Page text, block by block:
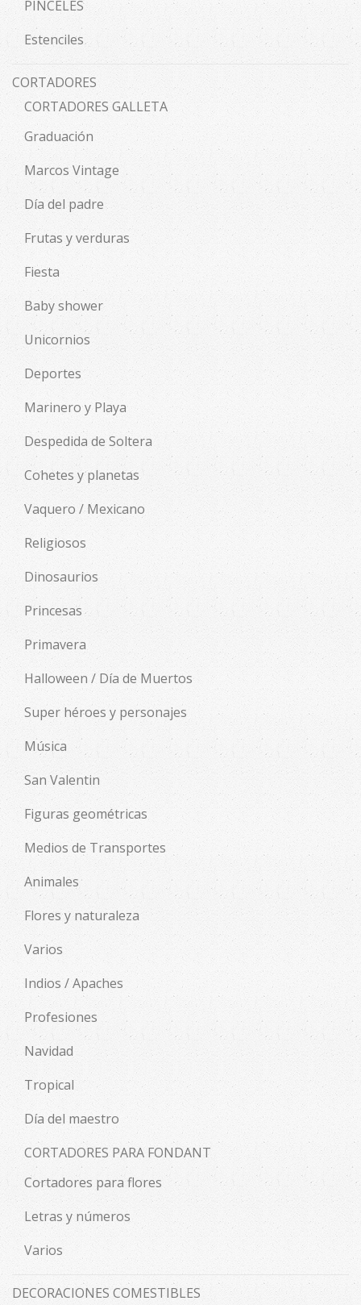
PINCELES
Estenciles
CORTADORES
CORTADORES GALLETA
Graduación
Marcos Vintage
Día del padre
Frutas y verduras
Fiesta
Baby shower
Unicornios
Deportes
Marinero y Playa
Despedida de Soltera
Cohetes y planetas
Vaquero / Mexicano
Religiosos
Dinosaurios
Princesas
Primavera
Halloween / Día de Muertos
Super héroes y personajes
Música
San Valentin
Figuras geométricas
Medios de Transportes
Animales
Flores y naturaleza
Varios
Indios / Apaches
Profesiones
Navidad
Tropical
Día del maestro
CORTADORES PARA FONDANT
Cortadores para flores
Letras y números
Varios
DECORACIONES COMESTIBLES